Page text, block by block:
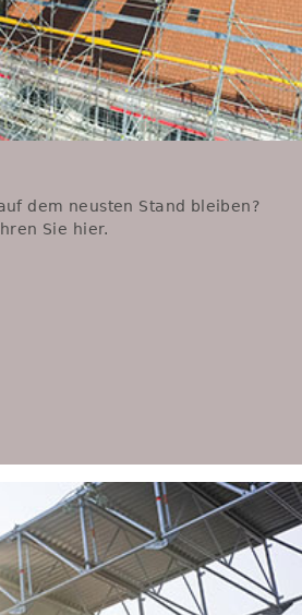
dem neusten Stand bleiben?
Sie hier.